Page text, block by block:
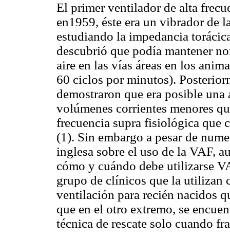
El primer ventilador de alta
en1959, éste era un vibrador de
estudiando la impedancia
descubrió que podía mantener
aire en las vías áreas en los
60 ciclos por minutos).
demostraron que era posible
volúmenes corrientes menores
frecuencia supra fisiológica que
(1). Sin embargo a pesar de
inglesa sobre el uso de la VAF,
cómo y cuándo debe utilizarse
grupo de clínicos que la utilizan
ventilación para recién nacidos
que en el otro extremo, se
técnica de rescate solo cuando